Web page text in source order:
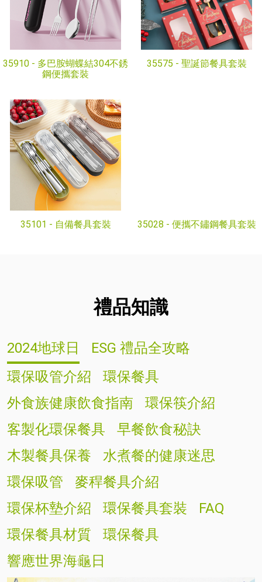
35910 - 多巴胺蝴蝶結304不銹
鋼便攜套裝
35575 - 聖誕節餐具套裝
35101 - 自備餐具套裝 35028 - 便攜不鏽鋼餐具套裝
禮品知識
2024地球日
ESG 禮品全攻略
環保吸管介紹
環保餐具
外食族健康飲食指南
環保筷介紹
客製化環保餐具
早餐飲食秘訣
木製餐具保養
水煮餐的健康迷思
環保吸管
麥稈餐具介紹
環保杯墊介紹
環保餐具套裝
FAQ
環保餐具材質
環保餐具
響應世界海龜日